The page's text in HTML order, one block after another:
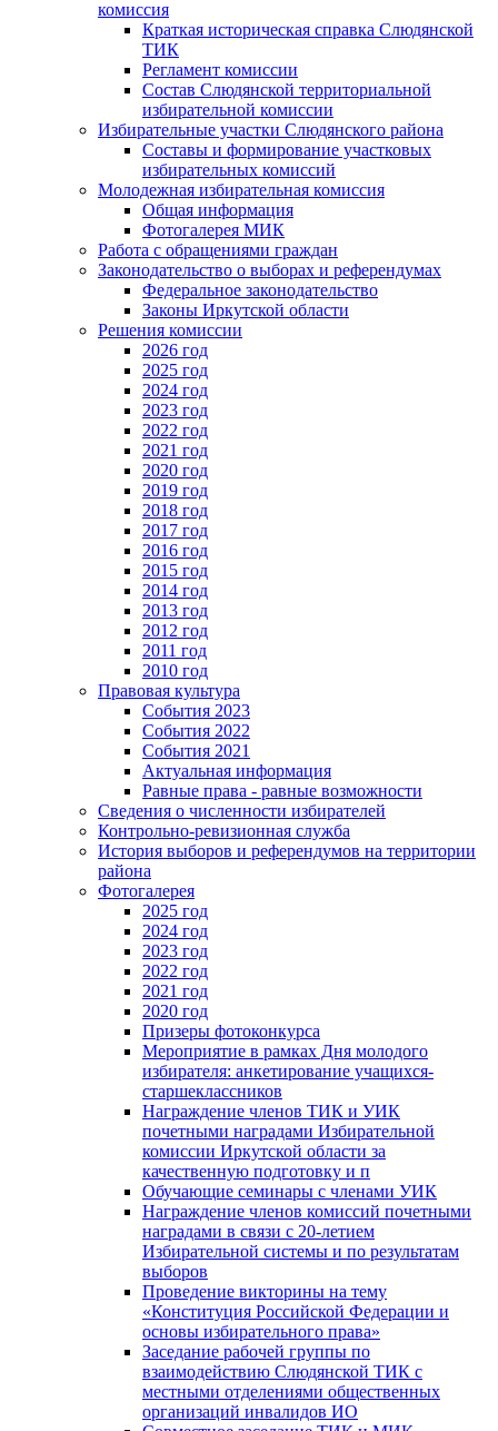
комиссия
Краткая историческая справка Слюдянской
ТИК
Регламент комиссии
Состав Слюдянской территориальной
избирательной комиссии
Избирательные участки Слюдянского района
Составы и формирование участковых
избирательных комиссий
Молодежная избирательная комиссия
Общая информация
Фотогалерея МИК
Работа с обращениями граждан
Законодательство о выборах и референдумах
Федеральное законодательство
Законы Иркутской области
Решения комиссии
2026 год
2025 год
2024 год
2023 год
2022 год
2021 год
2020 год
2019 год
2018 год
2017 год
2016 год
2015 год
2014 год
2013 год
2012 год
2011 год
2010 год
Правовая культура
События 2023
События 2022
События 2021
Актуальная информация
Равные права - равные возможности
Сведения о численности избирателей
Контрольно-ревизионная служба
История выборов и референдумов на территории
района
Фотогалерея
2025 год
2024 год
2023 год
2022 год
2021 год
2020 год
Призеры фотоконкурса
Мероприятие в рамках Дня молодого
избирателя: анкетирование учащихся-
старшеклассников
Награждение членов ТИК и УИК
почетными наградами Избирательной
комиссии Иркутской области за
качественную подготовку и п
Обучающие семинары с членами УИК
Награждение членов комиссий почетными
наградами в связи с 20-летием
Избирательной системы и по результатам
выборов
Проведение викторины на тему
«Конституция Российской Федерации и
основы избирательного права»
Заседание рабочей группы по
взаимодействию Слюдянской ТИК с
местными отделениями общественных
организаций инвалидов ИО